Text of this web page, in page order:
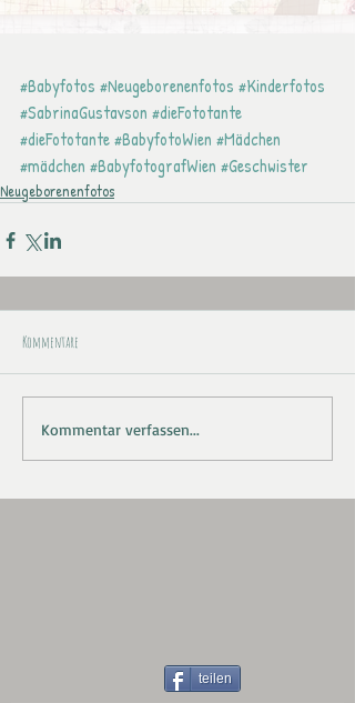
#Babyfotos #Neugeborenenfotos #Kinderfotos
#SabrinaGustavson #dieFototante
#dieFototante#BabyfotoWien #Mädchen
#mädchen #BabyfotografWien #Geschwister
Neugeborenenfotos
Kommentare
Kommentar verfassen...
teilen